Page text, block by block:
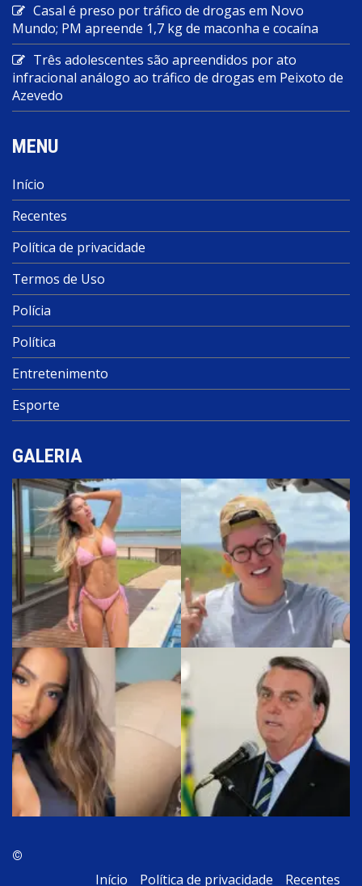
Casal é preso por tráfico de drogas em Novo
Mundo; PM apreende 1,7 kg de maconha e cocaína
Três adolescentes são apreendidos por ato
infracional análogo ao tráfico de drogas em Peixoto de
Azevedo
MENU
Início
Recentes
Política de privacidade
Termos de Uso
Polícia
Política
Entretenimento
Esporte
GALERIA
©
Início Política de privacidade Recentes